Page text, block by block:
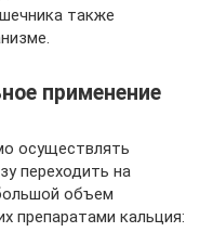
также
применение
осуществлять
переходить на
объем
препаратами кальция: